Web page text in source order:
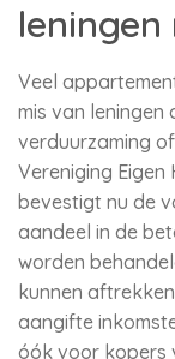
leningen
Veel
mis van leningen
verduurzaming
Vereniging Eigen
bevestigt nu de
aandeel in de
worden
kunnen
aangifte
óók voor kopers